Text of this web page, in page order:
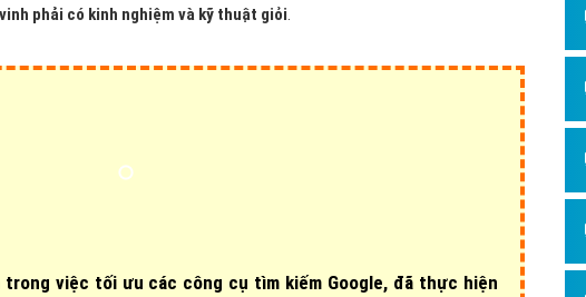
Hỏi
Hỏi
Hỏi
Hỏi
phải có kinh nghiệm và kỹ thuật giỏi.
trong việc tối ưu các công cụ tìm kiếm Google, đã thực hiện